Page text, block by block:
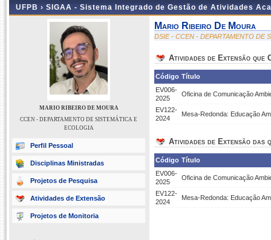
UFPB › SIGAA - Sistema Integrado de Gestão de Atividades
MARIO RIBEIRO DE MOURA
CCEN - DEPARTAMENTO DE SISTEMÁTICA E
ECOLOGIA
Perfil Pessoal
Disciplinas Ministradas
Projetos de Pesquisa
Atividades de Extensão
Projetos de Monitoria
Mario Ribeiro De Moura
DSIE - CCEN - DEPARTAMENTO DE
Atividades de Extensão que
Código Título
EV006-
2025
Oficina de Comunicação
EV122-
2024
Mesa-Redonda: Educação
Atividades de Extensão das
Código Título
EV006-
2025
Oficina de Comunicação
EV122-
2024
Mesa-Redonda: Educação